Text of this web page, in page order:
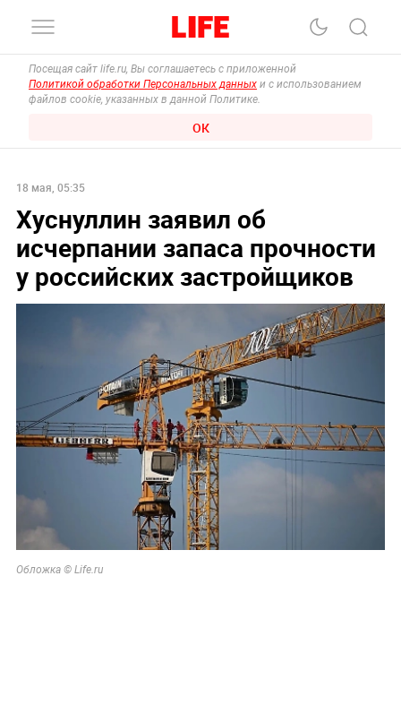
Посещая сайт life.ru, Вы соглашаетесь с приложенной
Политикой обработки Персональных данных и с использованием
файлов cookie, указанных в данной Политике.
ОК
18 мая, 05:35
Хуснуллин заявил об
исчерпании запаса прочности
у российских застройщиков
Обложка © Life.ru